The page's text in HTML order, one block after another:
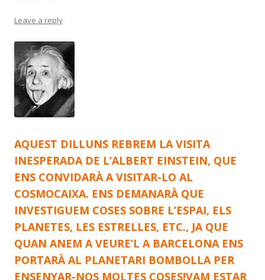
Leave a reply
AQUEST DILLUNS REBREM LA VISITA
INESPERADA DE L’ALBERT EINSTEIN, QUE
ENS CONVIDARÀ A VISITAR-LO AL
COSMOCAIXA. ENS DEMANARÀ QUE
INVESTIGUEM COSES SOBRE L’ESPAI, ELS
PLANETES, LES ESTRELLES, ETC., JA QUE
QUAN ANEM A VEURE’L A BARCELONA ENS
PORTARÀ AL PLANETARI BOMBOLLA PER
ENSENYAR-NOS MOLTES COSES!VAM ESTAR